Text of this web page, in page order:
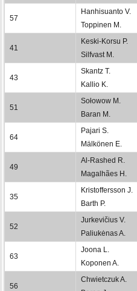
57
Hanhisuanto V.
Toppinen M.
41
Keski-Korsu P.
Silfvast M.
43
Skantz T.
Kallio K.
51
Sołowow M.
Baran M.
64
Pajari S.
Mälkönen E.
49
Al-Rashed R.
Magalhães H.
35
Kristoffersson J.
Barth P.
52
Jurkevičius V.
Paliukėnas A.
63
Joona L.
Koponen A.
56
Chwietczuk A.